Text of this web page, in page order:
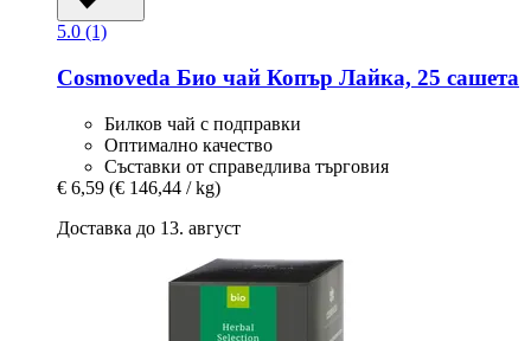
5.0 (1)
Cosmoveda Био чай Копър Лайка, 25 сашета
Билков чай с подправки
Оптимално качество
Съставки от справедлива търговия
€ 6,59 (€ 146,44 / kg)
Доставка до 13. август